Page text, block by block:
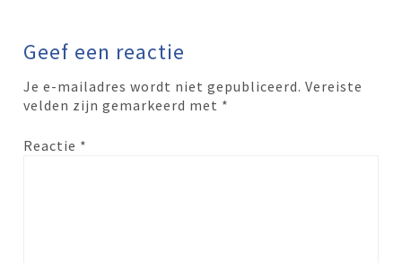
Geef een reactie
Je e-mailadres wordt niet gepubliceerd. Vereiste
velden zijn gemarkeerd met *
Reactie *